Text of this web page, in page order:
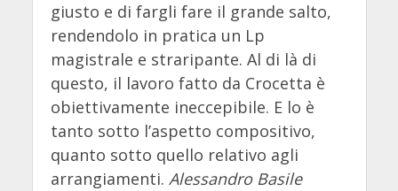
giusto e di fargli fare il grande salto,
rendendolo in pratica un Lp
magistrale e straripante. Al di là di
questo, il lavoro fatto da Crocetta è
obiettivamente ineccepibile. E lo è
tanto sotto l’aspetto compositivo,
quanto sotto quello relativo agli
arrangiamenti. Alessandro Basile